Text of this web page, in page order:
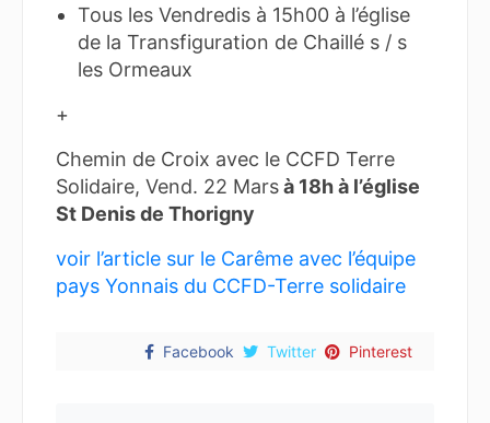
Tous les Vendredis à 15h00 à l’église
de la Transfiguration de Chaillé s / s
les Ormeaux
+
Chemin de Croix avec le CCFD Terre
Solidaire, Vend. 22 Marsà 18h à l’église
St Denis de Thorigny
voir l’article sur le Carême avec l’équipe
pays Yonnais du CCFD-Terre solidaire
Facebook Twitter Pinterest